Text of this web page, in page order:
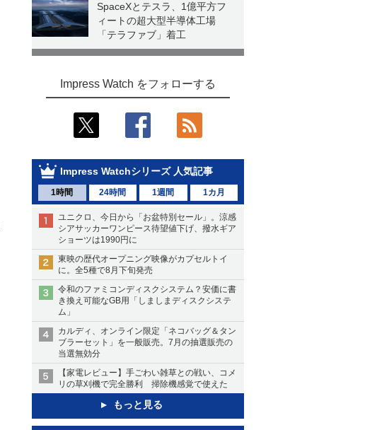
SpaceXとテスラ、1億平方フ
ィートの超大型半導体工場
「テラファブ」着工
Impress Watch をフォローする
Impress Watchシリーズ 人気記事
1時間 24時間 1週間 1カ月
ユニクロ、今日から「お盆特別セール」。涼感
シアサッカーワンピース待望値下げ、撥水ギア
ショーツは1990円に
東映の歴代オープニング映像がカプセルトイ
に。全5種で8月下旬発売
令和のファミコンディスクシステム？安価に書
き換え可能なGB用「しましまディスクシステ
ム」
カルディ、オンライン限定「ネコバッグ＆タン
ブラーセット」を一般販売。7月の抽選販売の
当選無効分
【家電レビュー】手ごわい雑草との戦い、コメ
リの草刈機で完全勝利 掃除機感覚で使えた
もっと見る